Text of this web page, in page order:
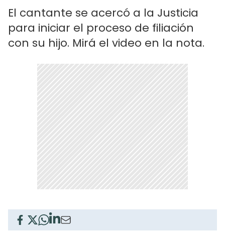
El cantante se acercó a la Justicia
para iniciar el proceso de filiación
con su hijo. Mirá el video en la nota.